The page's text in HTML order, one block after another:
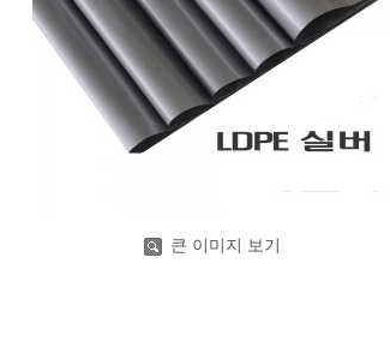
큰 이미지 보기